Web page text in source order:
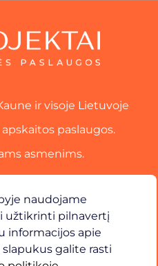
ir visoje Lietuvoje
paslaugos.
asmenims.
Kuo galiu jums padėti?
naudojame
užtikrinti pilnavertį
informacijos apie
galite rasti